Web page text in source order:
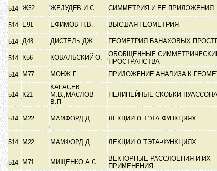
514 Ж52 ЖЕЛУДЕВ И.С. СИММЕТРИЯ И ЕЕ ПРИЛОЖЕНИЯ
514 Е91 ЕФИМОВ Н.В. ВЫСШАЯ ГЕОМЕТРИЯ
514 Д48 ДИСТЕЛЬ ДЖ. ГЕОМЕТРИЯ БАНАХОВЫХ
514 К56 КОВАЛЬСКИЙ О.
ОБОБЩЕННЫЕ
ПРОСТРАНСТВА
514
М77 МОНЖ Г. ПРИЛОЖЕНИЕ АНАЛИЗА К
514 К21
КАРАСЕВ
М.В.,МАСЛОВ
В.П.
НЕЛИНЕЙНЫЕ СКОБКИ
514 М22 МАМФОРД Д. ЛЕКЦИИ О ТЭТА-ФУНКЦИЯХ
514 М22 МАМФОРД Д. ЛЕКЦИИ О ТЭТА-ФУНКЦИЯХ
514 М71 МИЩЕНКО А.С.
ВЕКТОРНЫЕ РАССЛОЕНИЯ И ИХ
ПРИМЕНЕНИЯ